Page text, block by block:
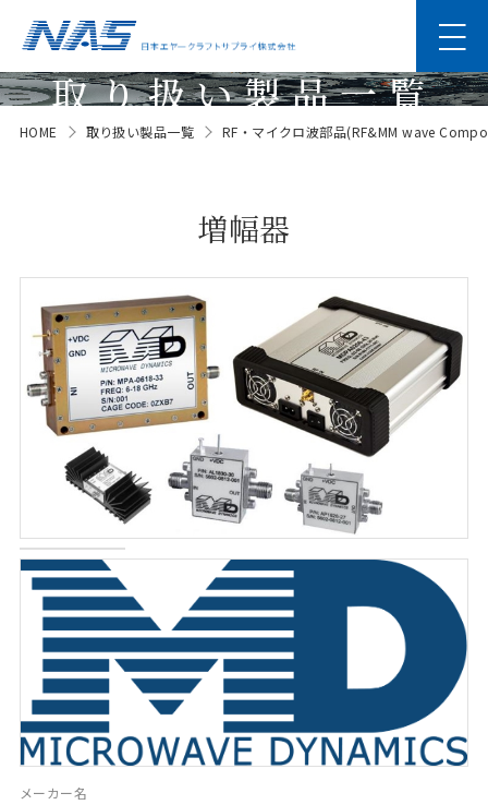
取り扱い製品一覧
Products
HOME 取り扱い製品一覧 RF・マイクロ波部品(RF&MM wave
増幅器
メーカー名